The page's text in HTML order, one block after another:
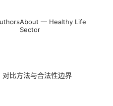
About — Healthy Life
Sector
比方法与合法性边界